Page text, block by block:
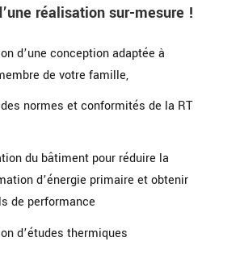
réalisation sur-mesure !
d’une conception adaptée à
de votre famille,
normes et conformités de la RT
du bâtiment pour réduire la
d’énergie primaire et obtenir
de performance
d’études thermiques